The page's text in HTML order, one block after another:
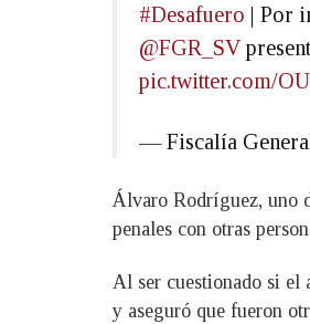
#Desafuero | Por
@FGR_SV
pic.twitter.com/
— Fiscalía
Álvaro Rodríguez, uno
penales con otras
Al ser cuestionado si el
y aseguró que fueron